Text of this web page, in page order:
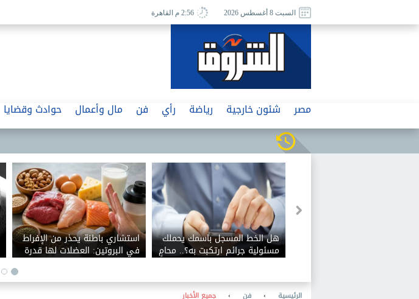
السبت 8 أغسطس 2026 2:56 م القاهرة
مصر شئون خارجية رياضة رأي فن مال وأعمال حوادث وقضايا
هل الخط المسجل باسمك يحملك
مسئولية جرائم ارتكبت به؟.. محامٍ
بالنقض يوضح الموقف القانوني
استشاري باطنة يحذر من الإفراط
في البروتين: العضلات لها قدرة
محدودة على الاستفادة منه
الرئيسية › فن › جميع الأخبار